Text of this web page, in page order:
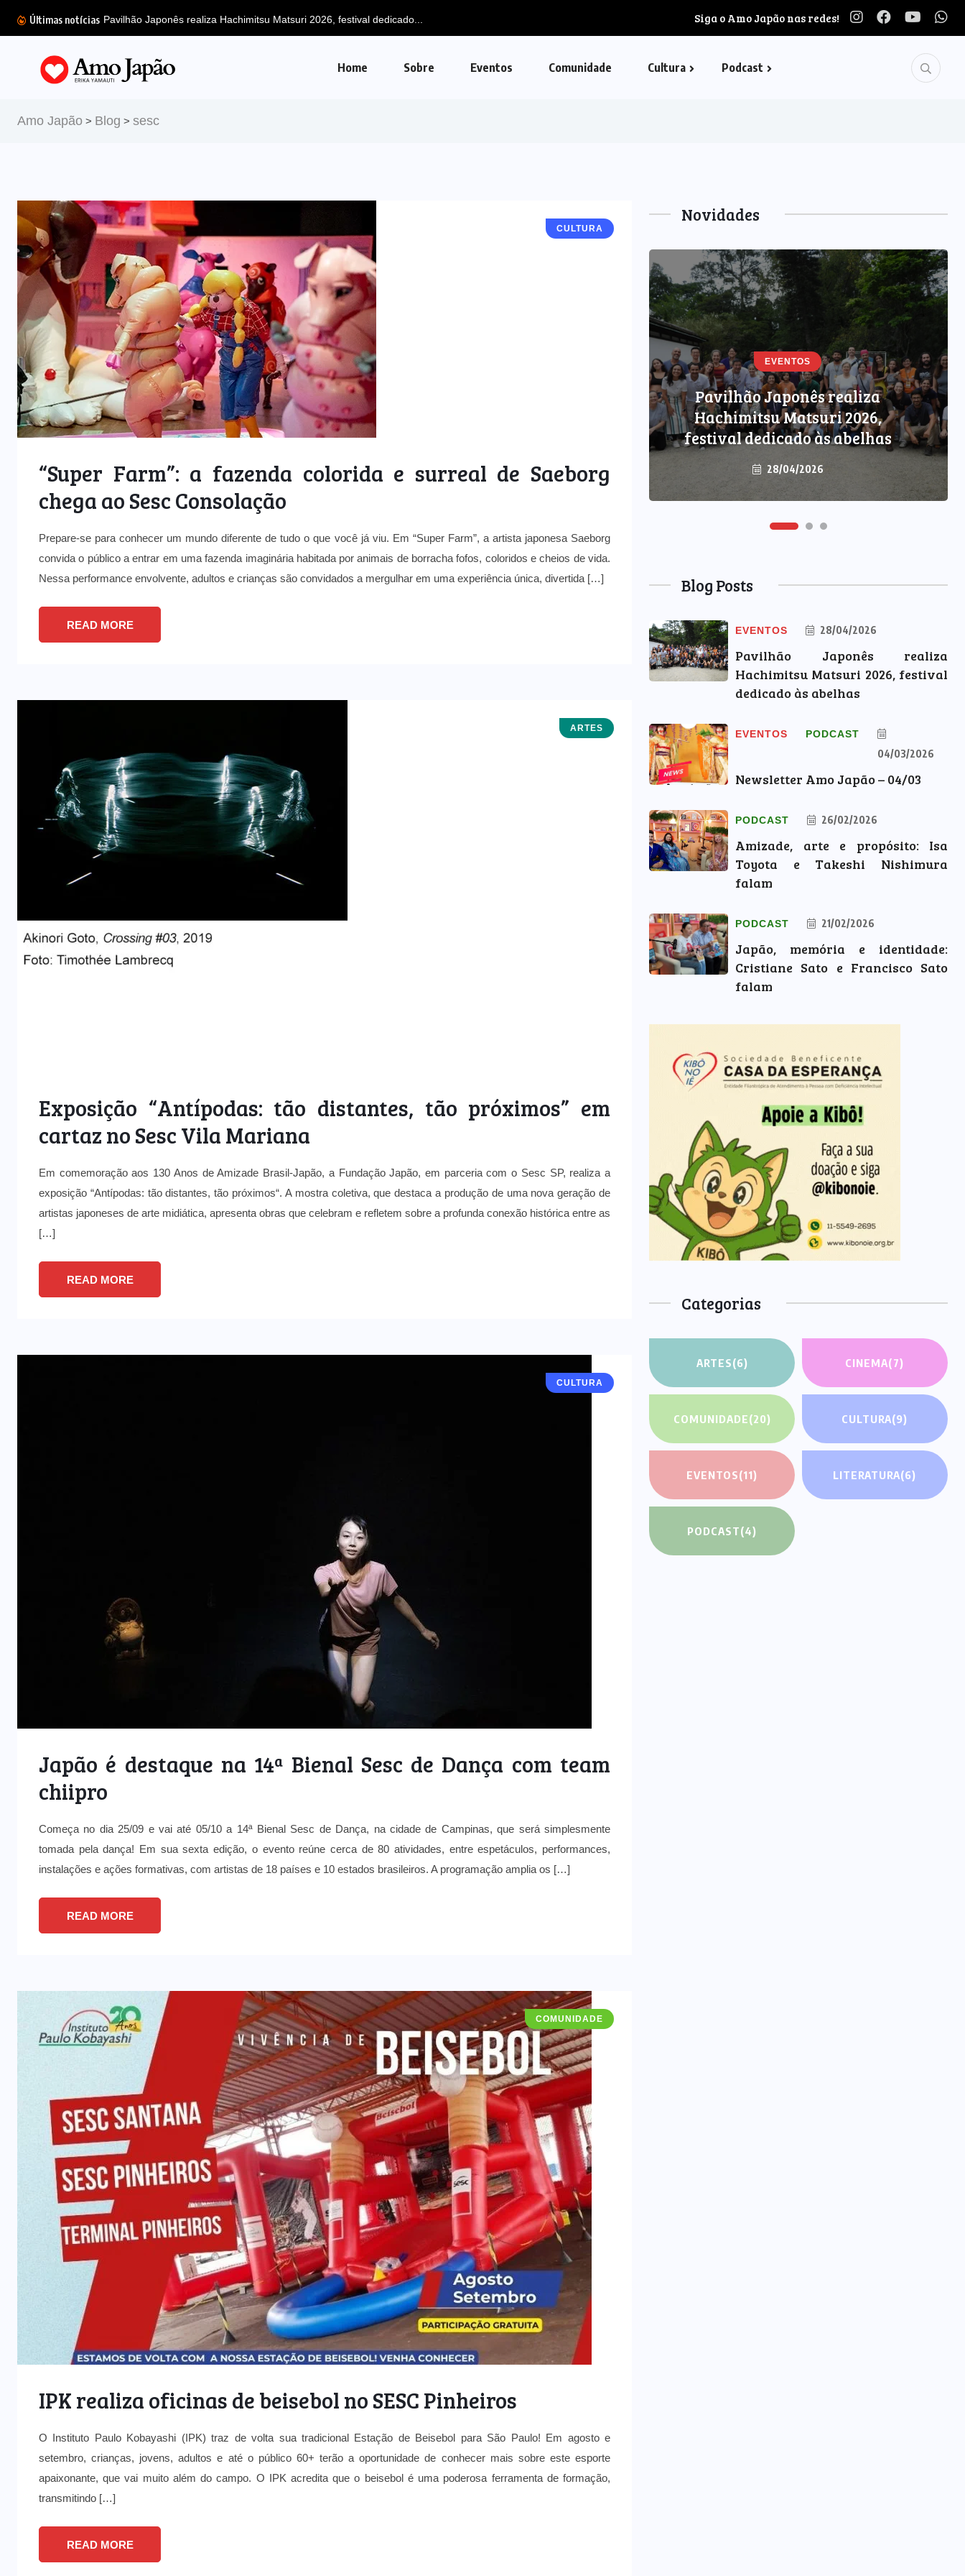
Últimas notícias Pavilhão Japonês realiza Hachimitsu Matsuri 2026, festival dedicado... Siga o Amo Japão nas redes!
Home Sobre Eventos Comunidade Cultura Podcast
Amo Japão > Blog > sesc
CULTURA
“Super Farm”: a fazenda colorida e surreal de Saeborg
chega ao Sesc Consolação
Prepare-se para conhecer um mundo diferente de tudo o que você já viu. Em “Super Farm”, a artista japonesa Saeborg
convida o público a entrar em uma fazenda imaginária habitada por animais de borracha fofos, coloridos e cheios de vida.
Nessa performance envolvente, adultos e crianças são convidados a mergulhar em uma experiência única, divertida […]
READ MORE
ARTES
Exposição “Antípodas: tão distantes, tão próximos” em
cartaz no Sesc Vila Mariana
Em comemoração aos 130 Anos de Amizade Brasil-Japão, a Fundação Japão, em parceria com o Sesc SP, realiza a
exposição “Antípodas: tão distantes, tão próximos“. A mostra coletiva, que destaca a produção de uma nova geração de
artistas japoneses de arte midiática, apresenta obras que celebram e refletem sobre a profunda conexão histórica entre as
[…]
READ MORE
CULTURA
Japão é destaque na 14ª Bienal Sesc de Dança com team
chiipro
Começa no dia 25/09 e vai até 05/10 a 14ª Bienal Sesc de Dança, na cidade de Campinas, que será simplesmente
tomada pela dança! Em sua sexta edição, o evento reúne cerca de 80 atividades, entre espetáculos, performances,
instalações e ações formativas, com artistas de 18 países e 10 estados brasileiros. A programação amplia os […]
READ MORE
COMUNIDADE
IPK realiza oficinas de beisebol no SESC Pinheiros
O Instituto Paulo Kobayashi (IPK) traz de volta sua tradicional Estação de Beisebol para São Paulo! Em agosto e
setembro, crianças, jovens, adultos e até o público 60+ terão a oportunidade de conhecer mais sobre este esporte
apaixonante, que vai muito além do campo. O IPK acredita que o beisebol é uma poderosa ferramenta de formação,
transmitindo […]
READ MORE
Novidades
PODCAST
Amizade, arte e propósito: Isa
Toyota e Takeshi Nishimura
falam sobre inovação e
tradição na cultura japonesa
26/02/2026
EVENTOS
Pavilhão Japonês realiza
Hachimitsu Matsuri 2026,
festival dedicado às abelhas
28/04/2026
EVENTOS PODCAST
Newsletter Amo Japão – 04/03
04/03/2026
Blog Posts
EVENTOS 28/04/2026
Pavilhão Japonês realiza
Hachimitsu Matsuri 2026, festival
dedicado às abelhas
EVENTOS PODCAST
04/03/2026
Newsletter Amo Japão – 04/03
PODCAST 26/02/2026
Amizade, arte e propósito: Isa
Toyota e Takeshi Nishimura
falam
PODCAST 21/02/2026
Japão, memória e identidade:
Cristiane Sato e Francisco Sato
falam
Categorias
ARTES(6) CINEMA(7)
COMUNIDADE(20) CULTURA(9)
EVENTOS(11) LITERATURA(6)
PODCAST(4)